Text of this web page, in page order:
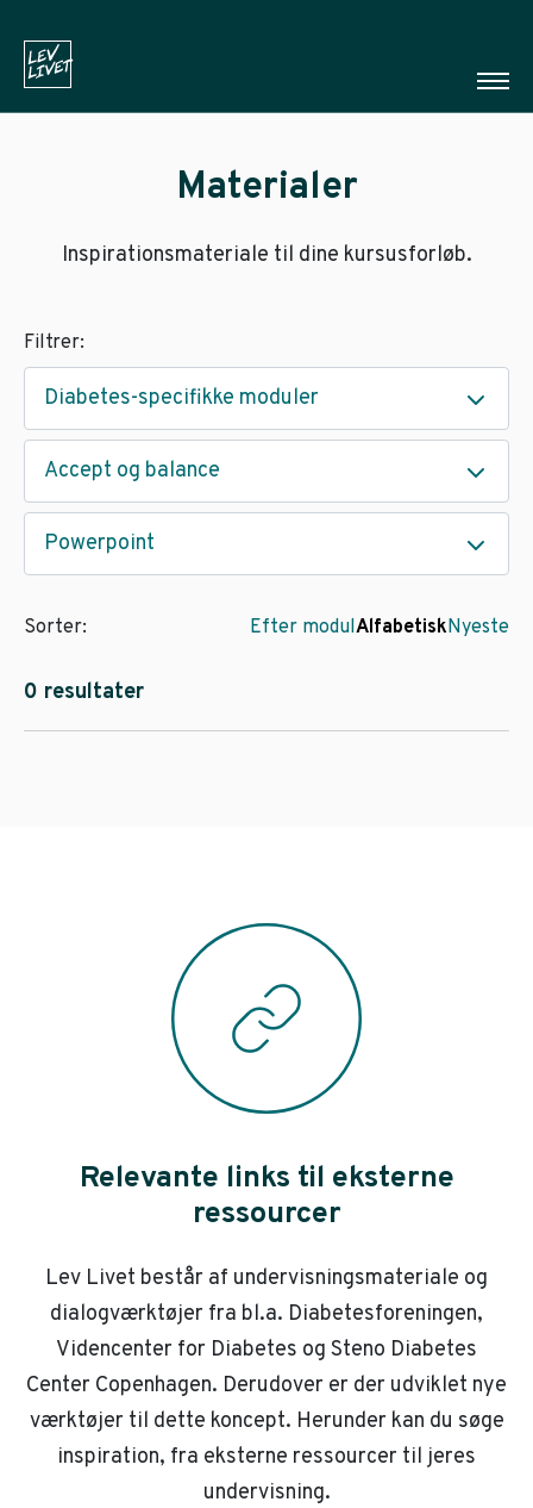
Materialer
Inspirationsmateriale til dine kursusforløb.
Filtrer:
Diabetes-specifikke moduler
Accept og balance
Powerpoint
0 resultater
Sorter: Efter modulAlfabetiskNyeste
Relevante links til eksterne
ressourcer
Lev Livet består af undervisningsmateriale og
dialogværktøjer fra bl.a. Diabetesforeningen,
Videncenter for Diabetes og Steno Diabetes
Center Copenhagen. Derudover er der udviklet nye
værktøjer til dette koncept. Herunder kan du søge
inspiration, fra eksterne ressourcer til jeres
undervisning.